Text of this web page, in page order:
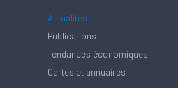
Actualités
Publications
Tendances économiques
Cartes et annuaires